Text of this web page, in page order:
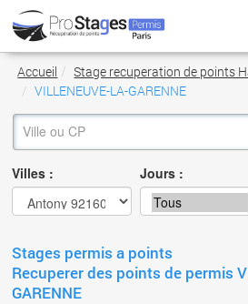
Accueil
Stage recuperation de points
VILLENEUVE-LA-GARENNE
Villes : Jours :
Stages permis a points
Recuperer des points de permis
GARENNE